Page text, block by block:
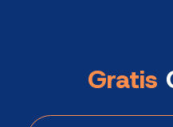
Gratis